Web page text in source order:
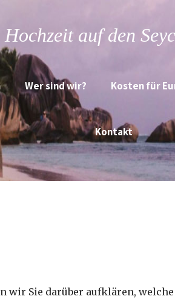
Hochzeit auf den
Wer sind wir? Kosten für
Kontakt
Sie darüber aufklären,